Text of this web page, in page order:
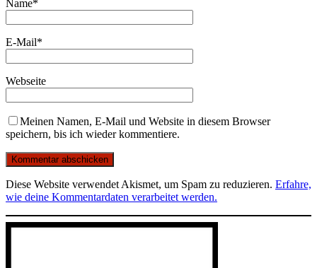
Name*
E-Mail*
Webseite
Meinen Namen, E-Mail und Website in diesem Browser
speichern, bis ich wieder kommentiere.
Diese Website verwendet Akismet, um Spam zu reduzieren. Erfahre,
wie deine Kommentardaten verarbeitet werden.